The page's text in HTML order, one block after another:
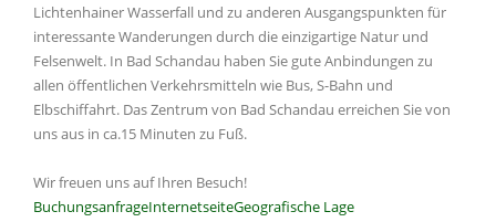
Lichtenhainer Wasserfall und zu anderen Ausgangspunkten für
interessante Wanderungen durch die einzigartige Natur und
Felsenwelt. In Bad Schandau haben Sie gute Anbindungen zu
allen öffentlichen Verkehrsmitteln wie Bus, S-Bahn und
Elbschiffahrt. Das Zentrum von Bad Schandau erreichen Sie von
uns aus in ca.15 Minuten zu Fuß.
Wir freuen uns auf Ihren Besuch!
BuchungsanfrageInternetseiteGeografische Lage